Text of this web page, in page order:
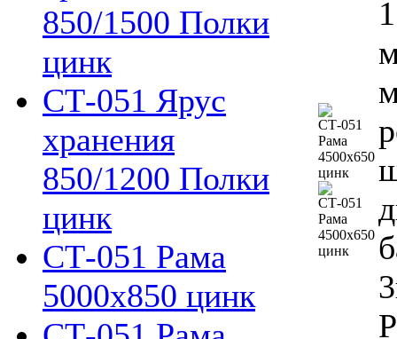
850/1500 Полки
цинк
СТ-051 Ярус
хранения
850/1200 Полки
цинк
СТ-051 Рама
5000х850 цинк